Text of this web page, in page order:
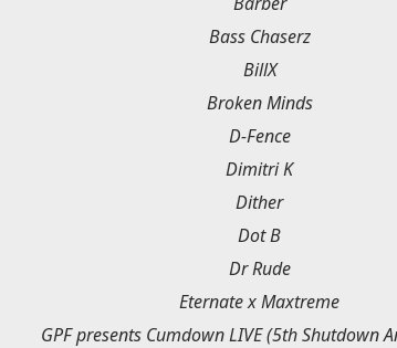
Bass Chaserz
BillX
Broken Minds
D-Fence
Dimitri K
Dither
Dot B
Dr Rude
Eternate x Maxtreme
GPF presents Cumdown LIVE (5th Shutdown